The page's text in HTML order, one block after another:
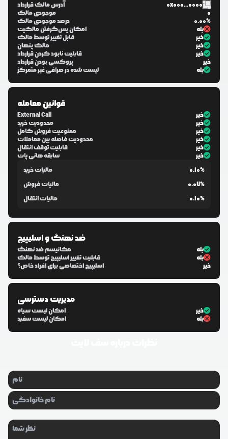
آدرس مالک قرارداد
0x000...0000
موجودی مالک
0
درصد موجودی مالک
0.00%
امکان پس‌گرفتن مالکیت
بله
قابل تغییر توسط مالک
خیر
مالک پنهان
خیر
قابلیت نابود کردن قرارداد
خیر
پروکسی بودن قرارداد
خیر
لیست شده در صرافی غیر متمرکز
بله
قوانین معامله
External Call
خیر
محدودیت خرید
خیر
ممنوعیت فروش کامل
خیر
محدودیت فاصله بین معاملات
خیر
قابلیت توقف انتقال
خیر
سابقه هانی پات
خیر
مالیات خرید
0.10%
مالیات فروش
0.07%
مالیات انتقال
0.10%
ضد نهنگ و اسلیپیج
مکانیسم ضد نهنگ
بله
قابلیت تغییر اسلیپیج توسط مالک
بله
اسلیپیج اختصاصی برای افراد خاص؟
خیر
مدیریت دسترسی
امکان لیست سیاه
خیر
امکان لیست سفید
بله